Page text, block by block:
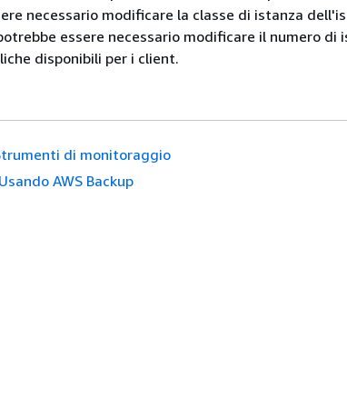
necessario modificare la classe di istanza
essere necessario modificare il numero di
disponibili per i client.
di monitoraggio
Usando AWS Backup